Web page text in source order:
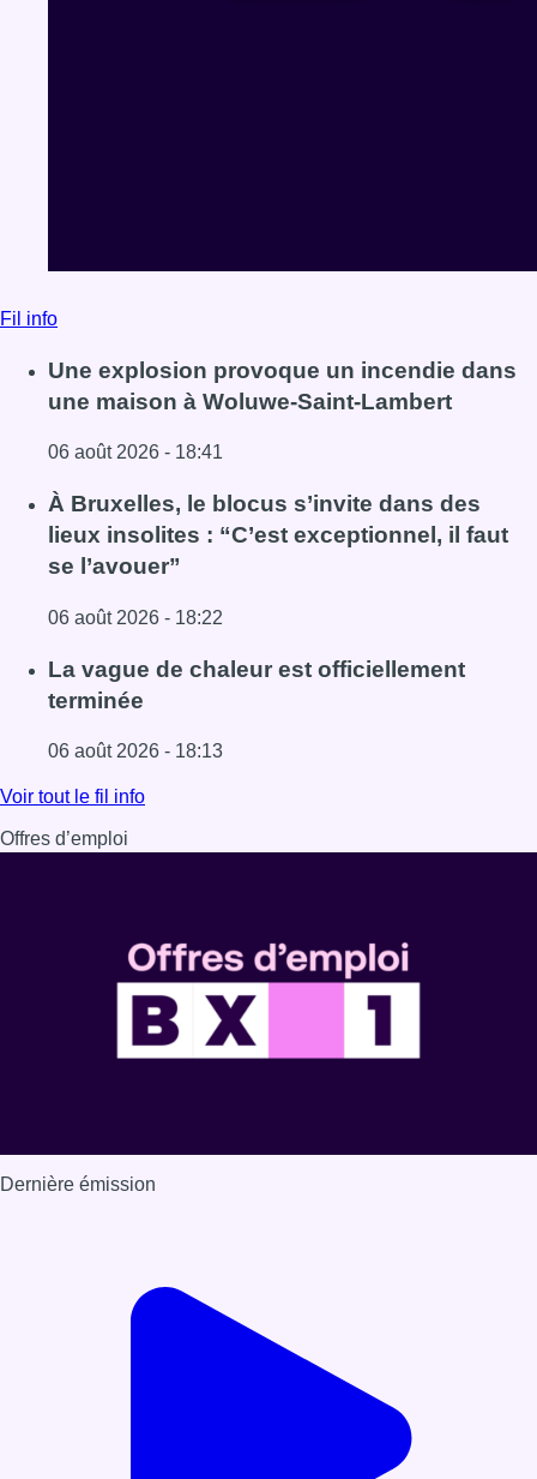
Fil info
Une explosion provoque un incendie dans
une maison à Woluwe-Saint-Lambert
06 août 2026 - 18:41
Lire l'article Une explosion provoque un incendie dans
À Bruxelles, le blocus s’invite dans des
lieux insolites : “C’est exceptionnel, il faut
se l’avouer”
06 août 2026 - 18:22
Lire l'article À Bruxelles, le blocus s’invite dans des lieux
La vague de chaleur est officiellement
terminée
06 août 2026 - 18:13
Lire l'article La vague de chaleur est officiellement
Voir tout le fil info
Offres d’emploi
Dernière émission